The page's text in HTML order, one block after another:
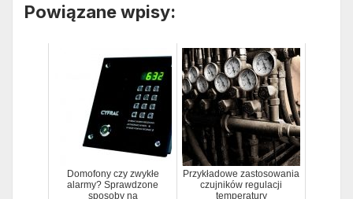
Powiązane wpisy:
Domofony czy zwykłe
alarmy? Sprawdzone
sposoby na
Przykładowe zastosowania
czujników regulacji
temperatury